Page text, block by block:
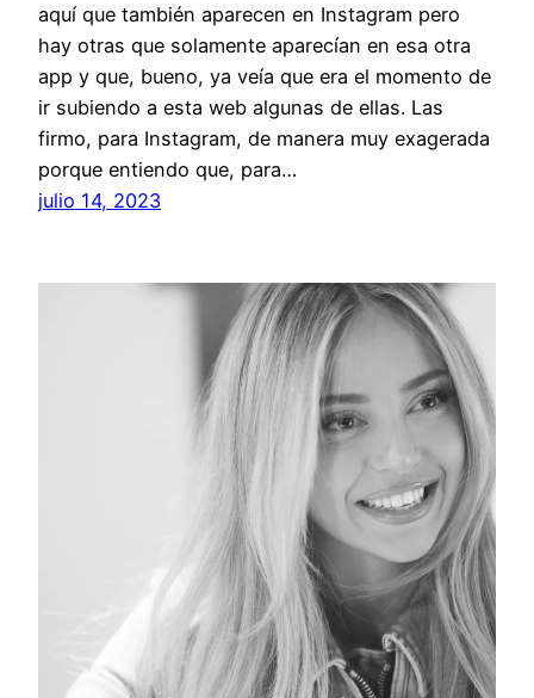
aquí que también aparecen en Instagram pero
hay otras que solamente aparecían en esa otra
app y que, bueno, ya veía que era el momento de
ir subiendo a esta web algunas de ellas. Las
firmo, para Instagram, de manera muy exagerada
porque entiendo que, para…
julio 14, 2023